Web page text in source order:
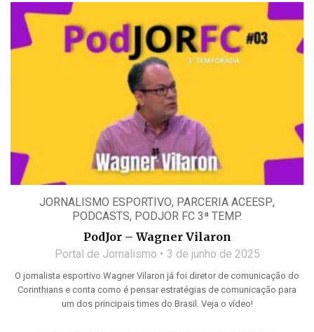
JORNALISMO ESPORTIVO, PARCERIA ACEESP,
PODCASTS, PODJOR FC 3ª TEMP.
PodJor – Wagner Vilaron
Portal de Jornalismo 3 de junho de 2025
O jornalista esportivo Wagner Vilaron já foi diretor de comunicação do
Corinthians e conta como é pensar estratégias de comunicação para
um dos principais times do Brasil. Veja o vídeo!